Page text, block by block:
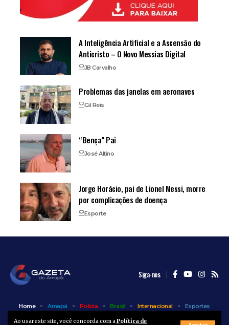
Ao usar este site, você concorda com aPolítica de
A Inteligência Artificial e a Ascensão do
Anticristo – O Novo Messias Digital
JB Carvalho
Problemas das janelas em aeronaves
Gil Reis
“Bença” Pai
José Altino
Jorge Horácio, pai de Lionel Messi, morre
por complicações de doença
Esporte
Siga-nos
Home Amapá Polícia Brasil Internacional
Esportes
Entretenimento